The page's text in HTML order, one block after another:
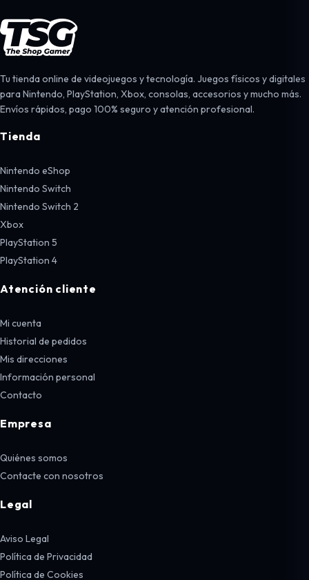
Tu tienda online de videojuegos y tecnología. Juegos físicos y digitales
para Nintendo, PlayStation, Xbox, consolas, accesorios y mucho más.
Envíos rápidos, pago 100% seguro y atención profesional.
Tienda
Nintendo eShop
Nintendo Switch
Nintendo Switch 2
Xbox
PlayStation 5
PlayStation 4
Atención cliente
Mi cuenta
Historial de pedidos
Mis direcciones
Información personal
Contacto
Empresa
Quiénes somos
Contacte con nosotros
Legal
Aviso Legal
Política de Privacidad
Política de Cookies